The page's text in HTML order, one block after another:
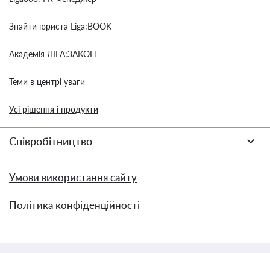
Знайти юриста Liga:BOOK
Академія ЛІГА:ЗАКОН
Теми в центрі уваги
Усі рішення і продукти
Співробітництво
Умови використання сайту
Політика конфіденційності